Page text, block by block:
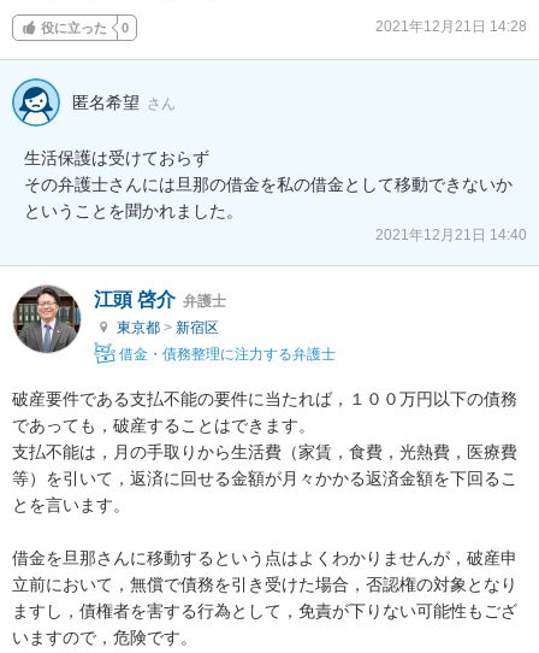
役に立った 0 2021年12月21日 14:28
匿名希望 さん
生活保護は受けておらず
その弁護士さんには旦那の借金を私の借金として移動できないか
ということを聞かれました。
2021年12月21日 14:40
江頭 啓介 弁護士
東京都 > 新宿区
借金・債務整理に注力する弁護士
破産要件である支払不能の要件に当たれば，１００万円以下の債務
であっても，破産することはできます。
支払不能は，月の手取りから生活費（家賃，食費，光熱費，医療費
等）を引いて，返済に回せる金額が月々かかる返済金額を下回るこ
とを言います。
借金を旦那さんに移動するという点はよくわかりませんが，破産申
立前において，無償で債務を引き受けた場合，否認権の対象となり
ますし，債権者を害する行為として，免責が下りない可能性もござ
いますので，危険です。